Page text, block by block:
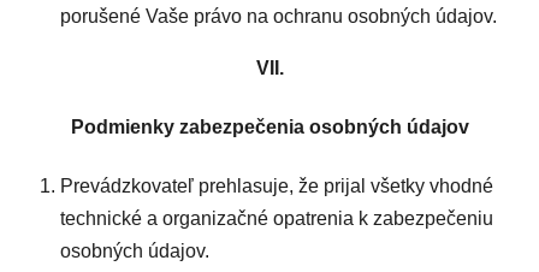
porušené Vaše právo na ochranu osobných údajov.
VII.
Podmienky zabezpečenia osobných údajov
Prevádzkovateľ prehlasuje, že prijal všetky vhodné
technické a organizačné opatrenia k zabezpečeniu
osobných údajov.